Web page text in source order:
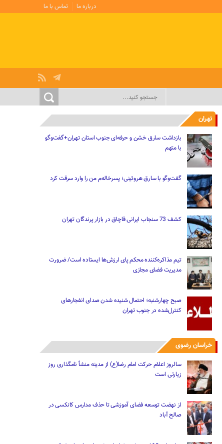
درباره ما تماس با ما
تهران
بازداشت سارق خشن و حرفه‌ای جنوب استان تهران+گفت‌وگو
با متهم
گفت‌وگو با سارق هروئینی؛ پسرخاله‌م من را وارد سرقت کرد
کشف 73 سنجاب ایرانی قاچاق در بازار پرندگان تهران
تیم مذاکره‌کننده محکم پای ارزش‌ها ایستاده است/ ضرورت
مدیریت فضای مجازی
صبح چهارشنبه؛ احتمال شنیده شدن صدای انفجارهای
کنترل‌شده در جنوب تهران
خراسان رضوی
سالروز اعلام حرکت امام رضا(ع) از مدینه منشأ نامگذاری روز
زیارتی است
از نهضت توسعه فضای آموزشی تا حذف مدارس کانکسی در
صالح آباد